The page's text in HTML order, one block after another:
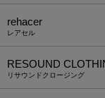
rehacer
レアセル
RESOUND
リサウンドクロージング